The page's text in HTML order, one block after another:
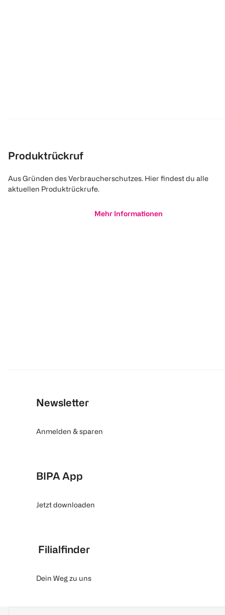
Produktrückruf
Aus Gründen des Verbraucherschutzes. Hier findest du alle
aktuellen Produktrückrufe.
Mehr Informationen
Newsletter
Anmelden & sparen
BIPA App
Jetzt downloaden
Filialfinder
Dein Weg zu uns